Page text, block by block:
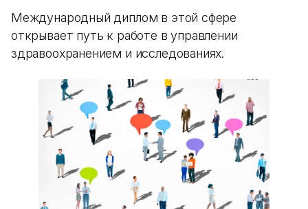
Международный диплом в этой сфере
открывает путь к работе в управлении
здравоохранением и исследованиях.